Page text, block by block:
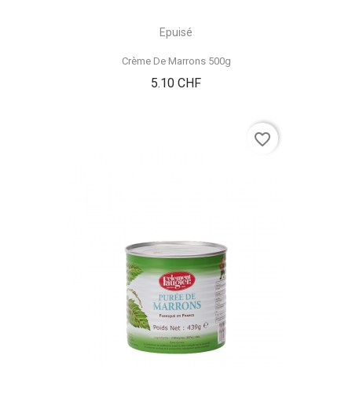
Epuisé
Crème De Marrons 500g
5.10 CHFPrix
favorite_border